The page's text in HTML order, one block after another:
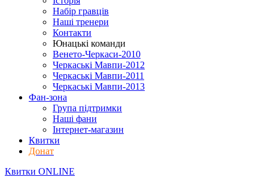
Набір гравців
Наші тренери
Контакти
Юнацькі команди
Венето-Черкаси-2010
Черкаські Мавпи-2012
Черкаські Мавпи-2011
Черкаські Мавпи-2013
Фан-зона
Група підтримки
Наші фани
Інтернет-магазин
Квитки
Донат
Квитки ONLINE